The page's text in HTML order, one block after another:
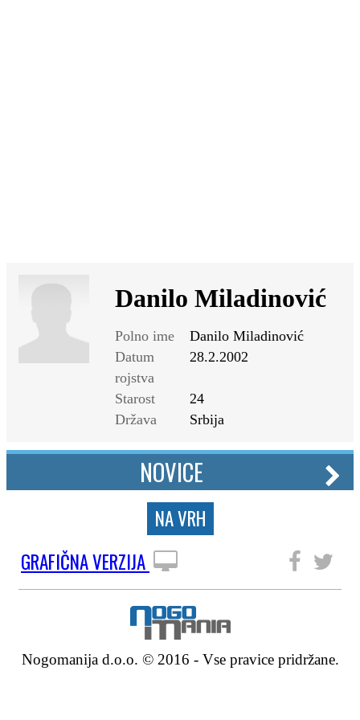
Danilo Miladinović
Polno ime
Danilo Miladinović
Datum
rojstva
28.2.2002
Starost
24
Država
Srbija
NOVICE
NA VRH
GRAFIČNA VERZIJA
Nogomanija d.o.o. © 2016 - Vse pravice pridržane.